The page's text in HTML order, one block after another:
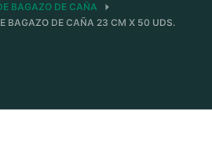
BAGAZO DE CAÑA
BAGAZO DE CAÑA 23 CM X 50 UDS.